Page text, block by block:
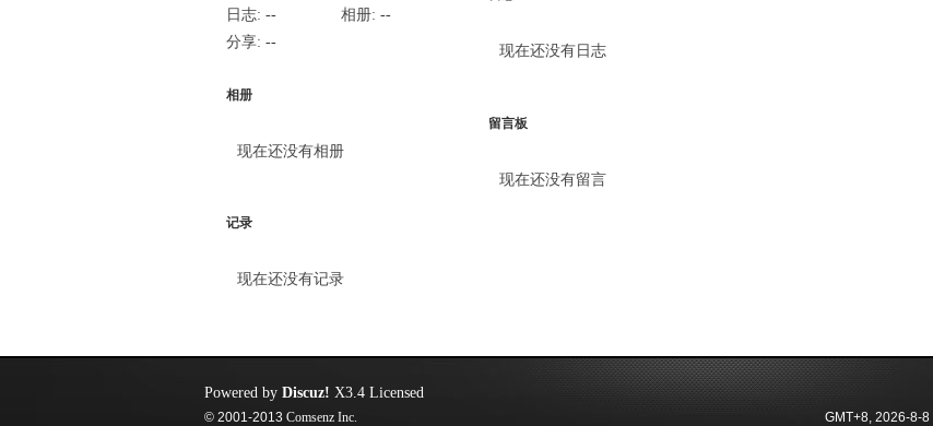
日志: -- 相册: --
分享: --
相册
现在还没有相册
记录
现在还没有记录
现在还没有日志
留言板
现在还没有留言
GMT+8, 2026-8-8
Powered by Discuz! X3.4 Licensed
© 2001-2013 Comsenz Inc.